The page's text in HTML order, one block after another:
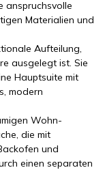
anspruchsvolle
Materialien und
Aufteilung,
ausgelegt ist. Sie
Hauptsuite mit
modern
Wohn-
die mit
und
einen separaten